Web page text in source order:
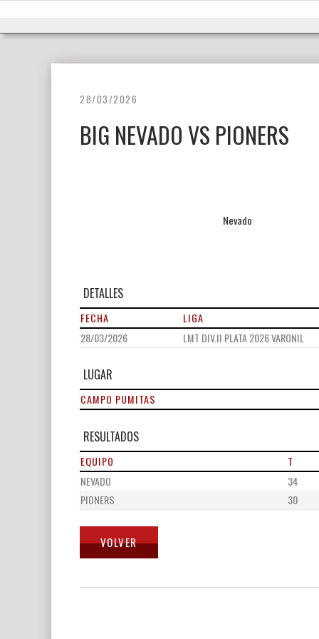
28/03/2026
BIG NEVADO VS PIONERS
Nevado
DETALLES
FECHA LIGA
28/03/2026
LMT DIV.II PLATA 2026 VARONIL
LUGAR
CAMPO PUMITAS
RESULTADOS
EQUIPO T
NEVADO
34
PIONERS
30